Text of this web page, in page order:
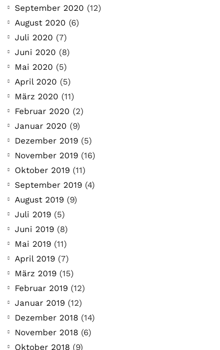
September 2020 (12)
August 2020 (6)
Juli 2020 (7)
Juni 2020 (8)
Mai 2020 (5)
April 2020 (5)
März 2020 (11)
Februar 2020 (2)
Januar 2020 (9)
Dezember 2019 (5)
November 2019 (16)
Oktober 2019 (11)
September 2019 (4)
August 2019 (9)
Juli 2019 (5)
Juni 2019 (8)
Mai 2019 (11)
April 2019 (7)
März 2019 (15)
Februar 2019 (12)
Januar 2019 (12)
Dezember 2018 (14)
November 2018 (6)
Oktober 2018 (9)